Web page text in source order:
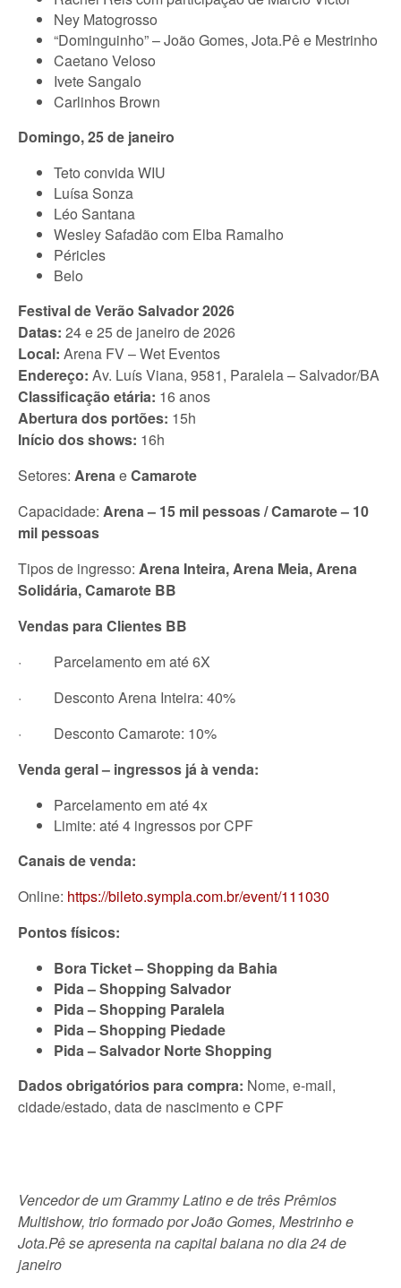
Ney Matogrosso
“Dominguinho” – João Gomes, Jota.Pê e Mestrinho
Caetano Veloso
Ivete Sangalo
Carlinhos Brown
Domingo, 25 de janeiro
Teto convida WIU
Luísa Sonza
Léo Santana
Wesley Safadão com Elba Ramalho
Péricles
Belo
Festival de Verão Salvador 2026
Datas: 24 e 25 de janeiro de 2026
Local: Arena FV – Wet Eventos
Endereço: Av. Luís Viana, 9581, Paralela – Salvador/BA
Classificação etária: 16 anos
Abertura dos portões: 15h
Início dos shows: 16h
Setores: ArenaeCamarote
Capacidade: Arena – 15 mil pessoas / Camarote – 10
mil pessoas
Tipos de ingresso: Arena Inteira, Arena Meia, Arena
Solidária, Camarote BB
Vendas para Clientes BB
· Parcelamento em até 6X
· Desconto Arena Inteira: 40%
· Desconto Camarote: 10%
Venda geral – ingressos já à venda:
Parcelamento em até 4x
Limite: até 4 ingressos por CPF
Canais de venda:
Online: https://bileto.sympla.com.br/event/111030
Pontos físicos:
Bora Ticket – Shopping da Bahia
Pida – Shopping Salvador
Pida – Shopping Paralela
Pida – Shopping Piedade
Pida – Salvador Norte Shopping
Dados obrigatórios para compra: Nome, e-mail,
cidade/estado, data de nascimento e CPF
Vencedor de um Grammy Latino e de três Prêmios
Multishow, trio formado por João Gomes, Mestrinho e
Jota.Pê se apresenta na capital baiana no dia 24 de
janeiro